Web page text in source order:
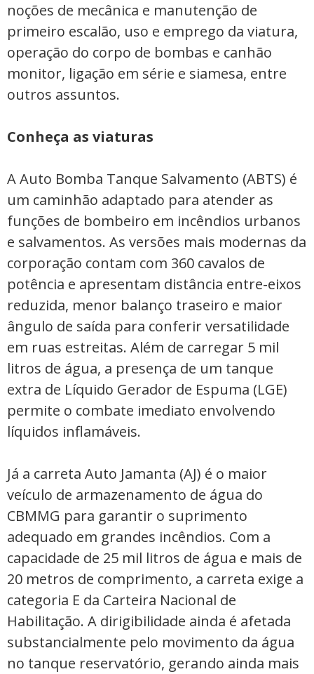
noções de mecânica e manutenção de
primeiro escalão, uso e emprego da viatura,
operação do corpo de bombas e canhão
monitor, ligação em série e siamesa, entre
outros assuntos.
Conheça as viaturas
A Auto Bomba Tanque Salvamento (ABTS) é
um caminhão adaptado para atender as
funções de bombeiro em incêndios urbanos
e salvamentos. As versões mais modernas da
corporação contam com 360 cavalos de
potência e apresentam distância entre-eixos
reduzida, menor balanço traseiro e maior
ângulo de saída para conferir versatilidade
em ruas estreitas. Além de carregar 5 mil
litros de água, a presença de um tanque
extra de Líquido Gerador de Espuma (LGE)
permite o combate imediato envolvendo
líquidos inflamáveis.
Já a carreta Auto Jamanta (AJ) é o maior
veículo de armazenamento de água do
CBMMG para garantir o suprimento
adequado em grandes incêndios. Com a
capacidade de 25 mil litros de água e mais de
20 metros de comprimento, a carreta exige a
categoria E da Carteira Nacional de
Habilitação. A dirigibilidade ainda é afetada
substancialmente pelo movimento da água
no tanque reservatório, gerando ainda mais